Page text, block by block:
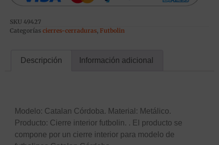
SKU 49427
Categorías cierres-cerraduras, Futbolin
Descripción Información adicional
Modelo: Catalan Córdoba. Material: Metálico.
Producto: Cierre interior futbolin. . El producto se
compone por un cierre interior para modelo de